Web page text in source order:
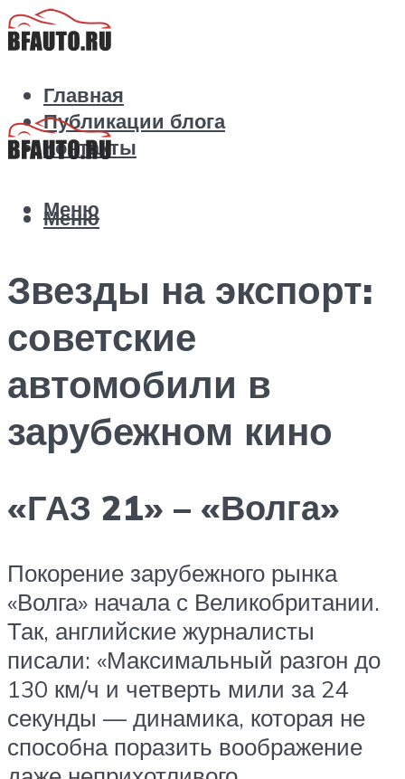
Главная
Публикации блога
Контакты
Меню
Меню
Звезды на экспорт:
советские
автомобили в
зарубежном кино
«ГАЗ 21» – «Волга»
Покорение зарубежного рынка
«Волга» начала с Великобритании.
Так, английские журналисты
писали: «Максимальный разгон до
130 км/ч и четверть мили за 24
секунды — динамика, которая не
способна поразить воображение